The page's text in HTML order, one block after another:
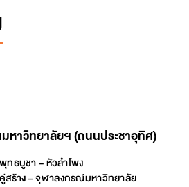
หาวิทยาลัยฯ (ถนนประชาอุทิศ)
ทธบูชา – หัวลำโพง
สร้าง – จุฬาลงกรณ์มหาวิทยาลัย